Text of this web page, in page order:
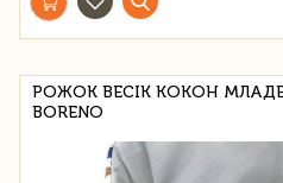
РОЖОК BECIK КОКОН
BORENO